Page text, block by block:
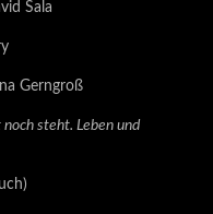
Sala
Gerngroß
steht. Leben und